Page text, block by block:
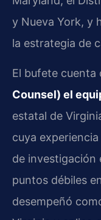
y Nueva York, y
la estrategia de
El bufete cuenta
Counsel) el
estatal de
cuya
de investigación
puntos débiles
desempeñó